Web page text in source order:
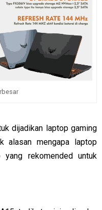
dijadikan laptop gaming
alasan mengapa laptop
rekomended untuk